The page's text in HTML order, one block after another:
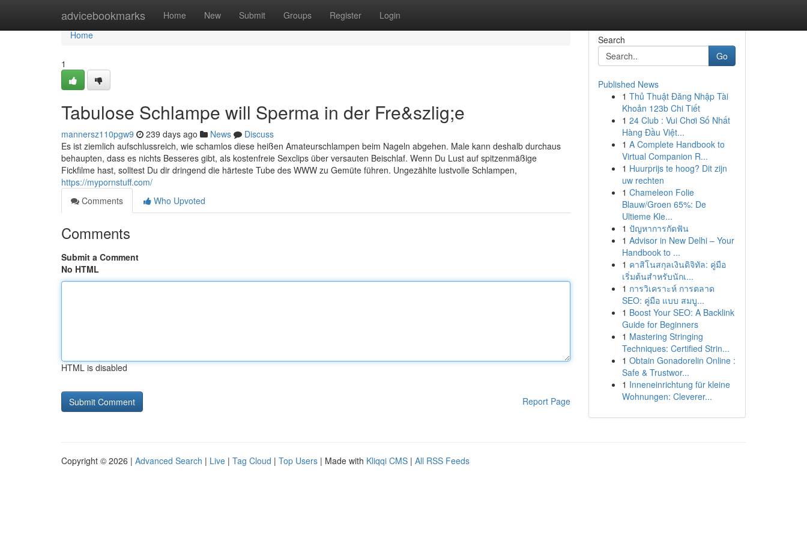
advicebookmarks Home New Submit Groups Register Login
Home
Home
1
Tabulose Schlampe will Sperma in der Fre&szlig;e
mannersz110pgw9 239 days ago News
Discuss
Es ist ziemlich aufschlussreich, wie schamlos diese heißen Amateurschlampen beim Nageln abgehen. Male kann deshalb durchaus
behaupten, dass es nichts Besseres gibt, als kostenfreie Sexclips über versauten Beischlaf. Wenn Du Lust auf spitzenmäßige
Fickfilme hast, solltest Du dir dringend die härteste Tube des WWW zu Gemüte führen. Ungezählte lustvolle Schlampen,
https://mypornstuff.com/
Comments
Who Upvoted
Comments
Submit a Comment
No HTML
HTML is disabled
Report Page
Search
Go
Published News
1 Thủ Thuật Đăng Nhập Tài
Khoản 123b Chi Tiết
1 24 Club : Vui Chơi Số Nhất
Hàng Đầu Việt...
1 A Complete Handbook to
Virtual Companion R...
1 Huurprijs te hoog? Dit zijn
uw rechten
1 Chameleon Folie
Blauw/Groen 65%: De
Ultieme Kle...
1 ปัญหาการกัดฟัน
1 Advisor in New Delhi – Your
Handbook to ...
1 คาสิโนสกุลเงินดิจิทัล: คู่มือ
เริ่มต้นสำหรับนักเ...
1 การวิเคราะห์ การตลาด
SEO: คู่มือ แบบ สมบู...
1 Boost Your SEO: A Backlink
Guide for Beginners
1 Mastering Stringing
Techniques: Certified Strin...
1 Obtain Gonadorelin Online :
Safe & Trustwor...
1 Inneneinrichtung für kleine
Wohnungen: Cleverer...
Copyright © 2026 | Advanced Search | Live | Tag Cloud | Top Users | Made with Kliqqi CMS | All RSS Feeds